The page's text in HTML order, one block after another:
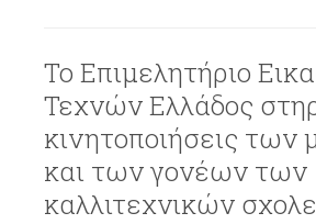
Το Επιμελητήριο
Τεχνών Ελλάδος
κινητοποιήσεις
και των γονέων των
καλλιτεχνικών